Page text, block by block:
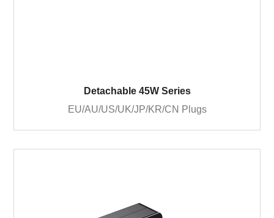
Detachable 45W Series
EU/AU/US/UK/JP/KR/CN Plugs